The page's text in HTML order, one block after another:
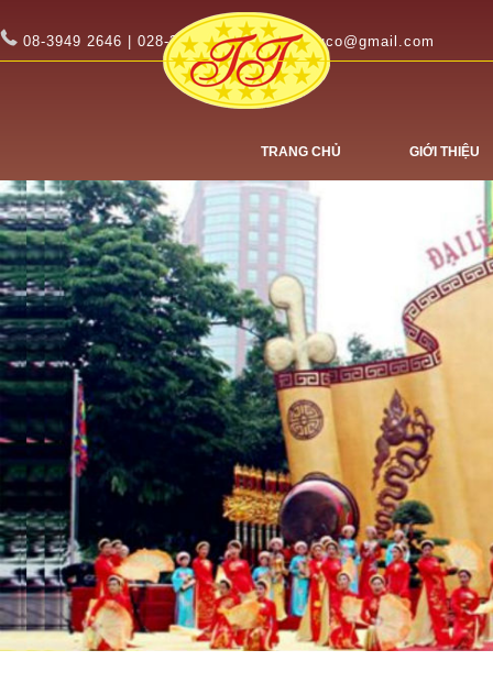
08-3949 2646 | 028-3949 2647 tinhtuco@gmail.com
TRANG CHỦ GIỚI THIỆU